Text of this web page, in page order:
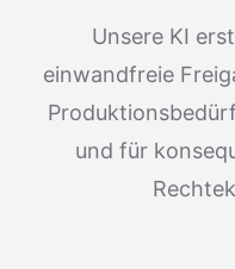
Unsere KI
einwandfreie
und für